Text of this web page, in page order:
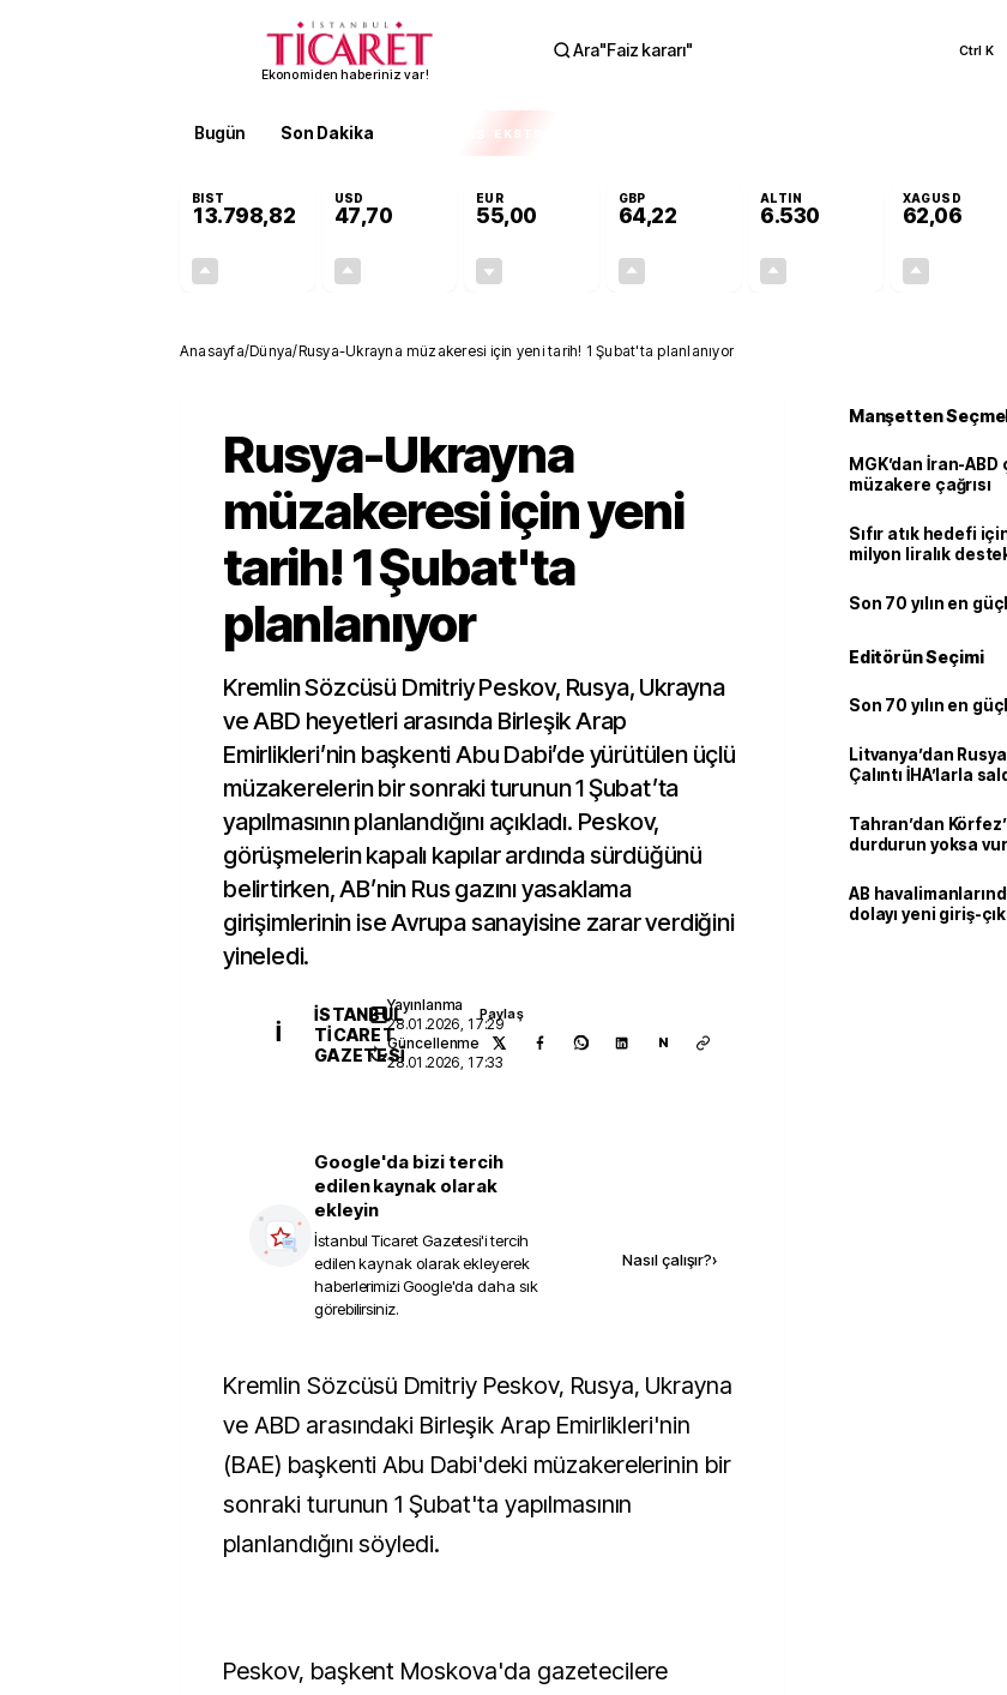
Ekonomiden haberiniz var!
Ara"Faiz kararı" Ctrl K
Bugün Son Dakika EKSTRA
BIST
13.798,82
USD
47,70
EUR
55,00
GBP
64,22
ALTIN
6.530
XAGUSD
62,06
Anasayfa/Dünya/Rusya-Ukrayna müzakeresi için yeni tarih! 1 Şubat'ta planlanıyor
Rusya-Ukrayna
müzakeresi için yeni
tarih! 1 Şubat'ta
planlanıyor
Kremlin Sözcüsü Dmitriy Peskov, Rusya, Ukrayna
ve ABD heyetleri arasında Birleşik Arap
Emirlikleri’nin başkenti Abu Dabi’de yürütülen üçlü
müzakerelerin bir sonraki turunun 1 Şubat’ta
yapılmasının planlandığını açıkladı. Peskov,
görüşmelerin kapalı kapılar ardında sürdüğünü
belirtirken, AB’nin Rus gazını yasaklama
girişimlerinin ise Avrupa sanayisine zarar verdiğini
yineledi.
İ
İSTANBUL
TICARET
GAZETESI
Yayınlanma
28.01.2026, 17:29
Güncellenme
28.01.2026, 17:33
Paylaş
N
Google'da bizi tercih
edilen kaynak olarak
ekleyin
İstanbul Ticaret Gazetesi'i tercih
edilen kaynak olarak ekleyerek
haberlerimizi Google'da daha sık
görebilirsiniz.
Nasıl çalışır?›
Kremlin Sözcüsü Dmitriy Peskov, Rusya, Ukrayna
ve ABD arasındaki Birleşik Arap Emirlikleri'nin
(BAE) başkenti Abu Dabi'deki müzakerelerinin bir
sonraki turunun 1 Şubat'ta yapılmasının
planlandığını söyledi.
Peskov, başkent Moskova'da gazetecilere
Manşetten
MGK’dan İran-
müzakere çağrısı
Sıfır atık hedefi
milyon liralık
Son 70 yılın en
Editörün Seçimi
Son 70 yılın en
Litvanya’dan
Çalıntı İHA’larla
Tahran’dan
durdurun yoksa
AB
dolayı yeni giriş-